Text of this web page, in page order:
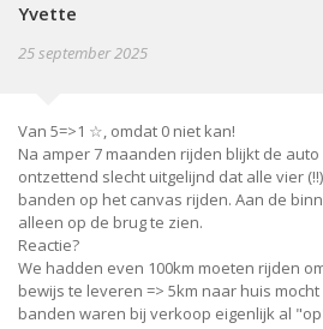
Yvette
25 september 2025
Van 5=>1 ☆, omdat 0 niet kan!
Na amper 7 maanden rijden blijkt de auto
ontzettend slecht uitgelijnd dat alle vier
banden op het canvas rijden. Aan de
alleen op de brug te zien.
Reactie?
We hadden even 100km moeten rijden
bewijs te leveren => 5km naar huis mocht
banden waren bij verkoop eigenlijk al